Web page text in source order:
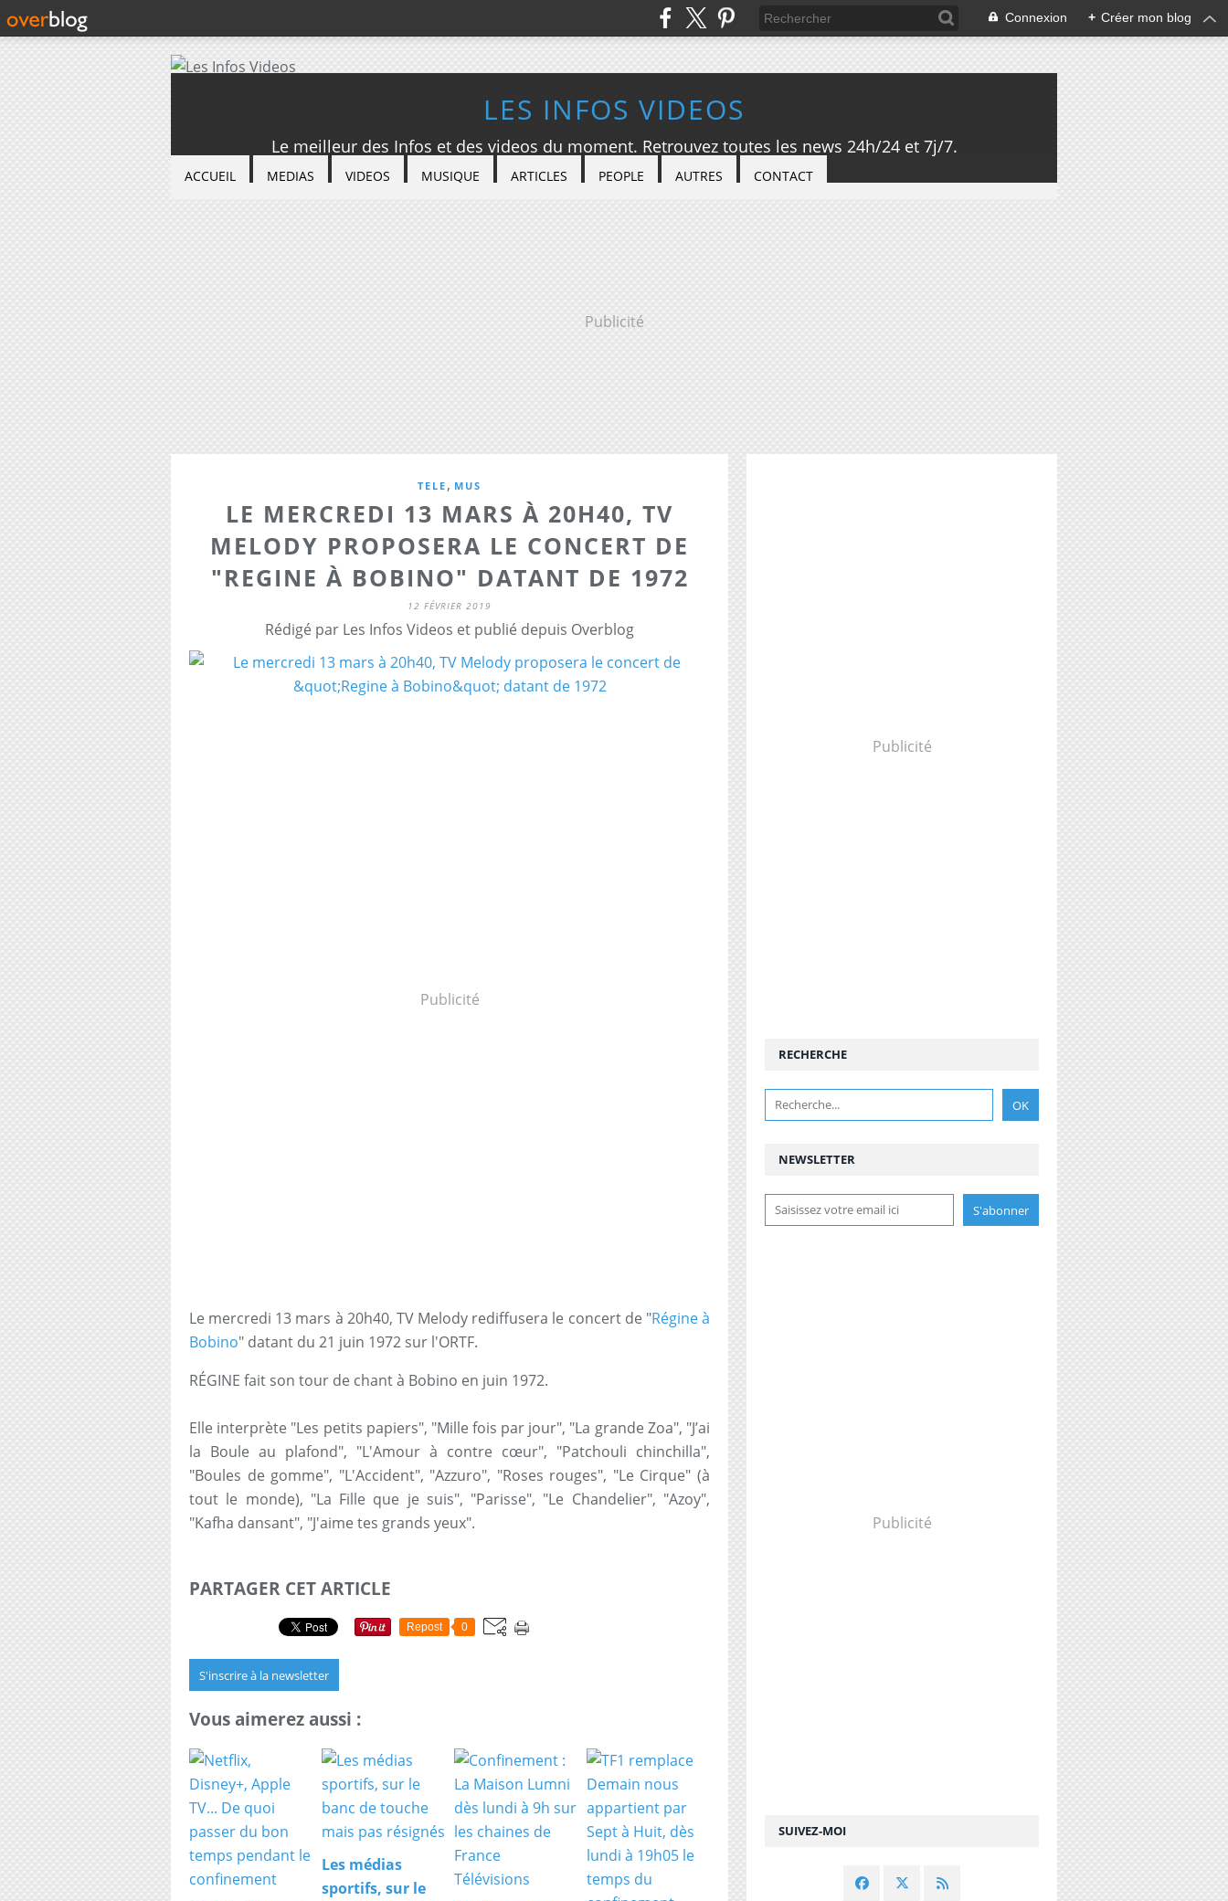
Connexion + Créer mon blog
LES INFOS VIDEOS
Le meilleur des Infos et des videos du moment. Retrouvez toutes les news 24h/24 et 7j/7.
ACCUEIL MEDIAS VIDEOS MUSIQUE ARTICLES PEOPLE AUTRES CONTACT
Publicité
TELE , MUS
LE MERCREDI 13 MARS À 20H40, TV
MELODY PROPOSERA LE CONCERT DE
"REGINE À BOBINO" DATANT DE 1972
12 FÉVRIER 2019
Rédigé par Les Infos Videos et publié depuis Overblog
Publicité
Le mercredi 13 mars à 20h40, TV Melody rediffusera le concert de "Régine à
Bobino" datant du 21 juin 1972 sur l'ORTF.
RÉGINE fait son tour de chant à Bobino en juin 1972.
Elle interprète "Les petits papiers", "Mille fois par jour", "La grande Zoa", "J’ai
la Boule au plafond", "L'Amour à contre cœur", "Patchouli chinchilla",
"Boules de gomme", "L'Accident", "Azzuro", "Roses rouges", "Le Cirque" (à
tout le monde), "La Fille que je suis", "Parisse", "Le Chandelier", "Azoy",
"Kafha dansant", "J'aime tes grands yeux".
PARTAGER CET ARTICLE
Repost 0
S'inscrire à la newsletter
Vous aimerez aussi :
Les médias
sportifs, sur le
Publicité
NEWSLETTER
SUIVEZ-MOI
RECHERCHE
Publicité